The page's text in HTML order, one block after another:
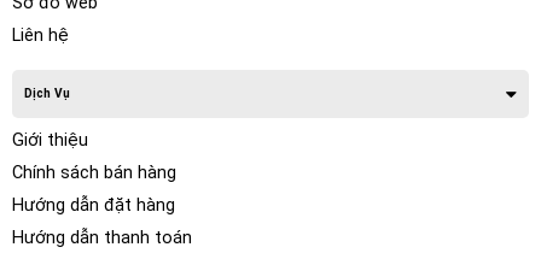
Liên hệ
Dịch Vụ
Giới thiệu
Chính sách bán hàng
Hướng dẫn đặt hàng
Hướng dẫn thanh toán